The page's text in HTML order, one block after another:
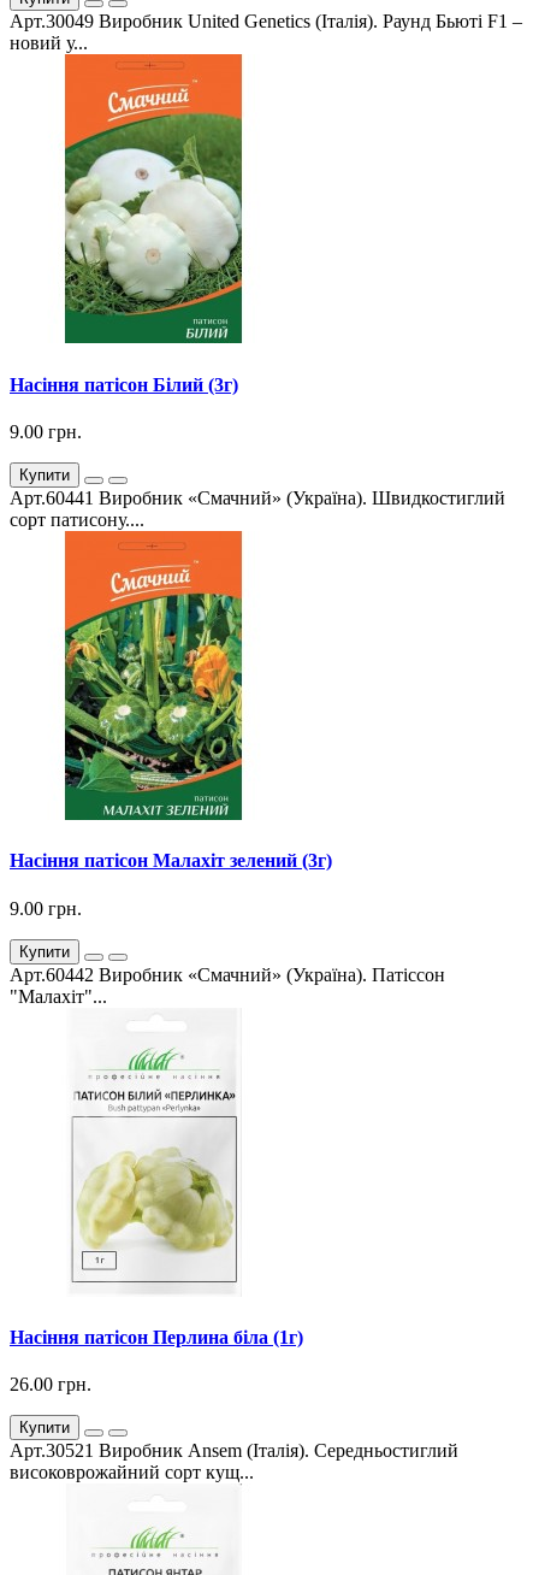
Арт.30049 Виробник United Genetics (Італія). Раунд Бьюті F1 –
новий у...
Насіння патісон Білий (3г)
9.00 грн.
Купити
Арт.60441 Виробник «Смачний» (Україна). Швидкостиглий
сорт патисону....
Насіння патісон Малахіт зелений (3г)
9.00 грн.
Купити
Арт.60442 Виробник «Смачний» (Україна). Патіссон
"Малахіт"...
Насіння патісон Перлина біла (1г)
26.00 грн.
Купити
Арт.30521 Виробник Ansem (Італія). Середньостиглий
високоврожайний сорт кущ...